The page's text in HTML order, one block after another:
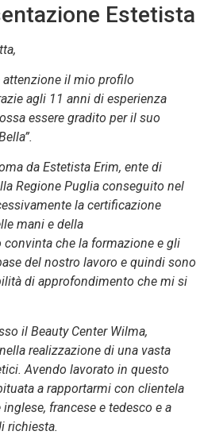
Estetista
attenzione il mio profilo
agli 11 anni di esperienza
essere gradito per il suo
da Estetista Erim, ente di
Regione Puglia conseguito nel
la certificazione
mani e della
che la formazione e gli
del nostro lavoro e quindi sono
di approfondimento che mi si
il Beauty Center Wilma,
realizzazione di una vasta
Avendo lavorato in questo
a rapportarmi con clientela
francese e tedesco e a
richiesta.